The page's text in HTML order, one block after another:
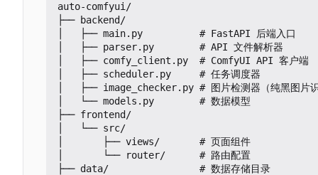
auto-comfyui/
├── backend/
│   ├── main.py          # FastAPI 后端入口
│   ├── parser.py        # API 文件解析器
│   ├── comfy_client.py  # ComfyUI API 客户端
│   ├── scheduler.py     # 任务调度器
│   ├── image_checker.py # 图片检测器（纯黑图片
│   └── models.py        # 数据模型
├── frontend/
│   └── src/
│       ├── views/       # 页面组件
│       └── router/      # 路由配置
├── data/                # 数据存储目录